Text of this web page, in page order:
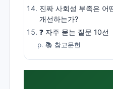
진짜 사회성 부족은 어
개선하는가?
❓ 자주 묻는 질문 10선
📚 참고문헌